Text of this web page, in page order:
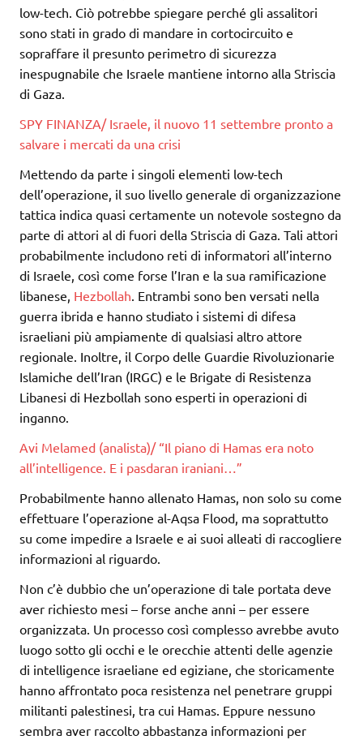
low-tech. Ciò potrebbe spiegare perché gli assalitori
sono stati in grado di mandare in cortocircuito e
sopraffare il presunto perimetro di sicurezza
inespugnabile che Israele mantiene intorno alla Striscia
di Gaza.
SPY FINANZA/ Israele, il nuovo 11 settembre pronto a
salvare i mercati da una crisi
Mettendo da parte i singoli elementi low-tech
dell’operazione, il suo livello generale di organizzazione
tattica indica quasi certamente un notevole sostegno da
parte di attori al di fuori della Striscia di Gaza. Tali attori
probabilmente includono reti di informatori all’interno
di Israele, così come forse l’Iran e la sua ramificazione
libanese, Hezbollah. Entrambi sono ben versati nella
guerra ibrida e hanno studiato i sistemi di difesa
israeliani più ampiamente di qualsiasi altro attore
regionale. Inoltre, il Corpo delle Guardie Rivoluzionarie
Islamiche dell’Iran (IRGC) e le Brigate di Resistenza
Libanesi di Hezbollah sono esperti in operazioni di
inganno.
Avi Melamed (analista)/ “Il piano di Hamas era noto
all’intelligence. E i pasdaran iraniani…”
Probabilmente hanno allenato Hamas, non solo su come
effettuare l’operazione al-Aqsa Flood, ma soprattutto
su come impedire a Israele e ai suoi alleati di raccogliere
informazioni al riguardo.
Non c’è dubbio che un’operazione di tale portata deve
aver richiesto mesi – forse anche anni – per essere
organizzata. Un processo così complesso avrebbe avuto
luogo sotto gli occhi e le orecchie attenti delle agenzie
di intelligence israeliane ed egiziane, che storicamente
hanno affrontato poca resistenza nel penetrare gruppi
militanti palestinesi, tra cui Hamas. Eppure nessuno
sembra aver raccolto abbastanza informazioni per